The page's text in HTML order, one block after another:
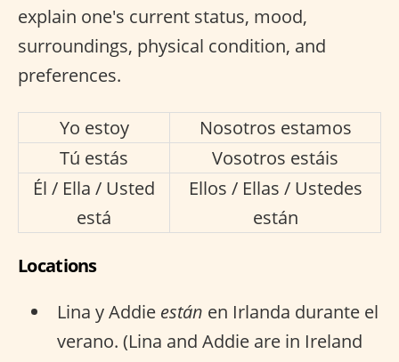
explain one's current status, mood,
surroundings, physical condition, and
preferences.
Yo estoy
Nosotros estamos
Tú estás
Vosotros estáis
Él / Ella / Usted
está
Ellos / Ellas / Ustedes
están
Locations
Lina y Addie están en Irlanda durante el
verano. (Lina and Addie are in Ireland